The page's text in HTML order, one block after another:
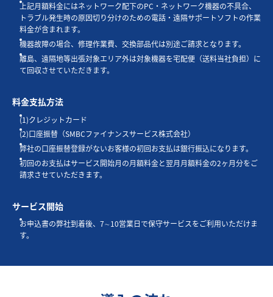
上記月額料金にはネットワーク配下のPC・ネットワーク機器の不具合、
トラブル発生時の原因切り分けのための電話・遠隔サポートソフトの作業
料金が含まれます。
機器故障の場合、修理作業費、交換部品代は別途ご請求となります。
離島、遠隔地等出張対象エリア外は対象機器を宅配便（送料当社負担）に
て回収させていただきます。
料金支払方法
(1)クレジットカード
(2)口座振替（SMBCファイナンスサービス株式会社）
弊社の口座振替登録がないお客様の初回お支払は銀行振込になります。
初回のお支払はサービス開始月の月額料金と翌月月額料金の2ヶ月分をご
請求させていただきます。
サービス開始
お申込書の弊社到着後、7∼10営業日で保守サービスをご利用いただけま
す。